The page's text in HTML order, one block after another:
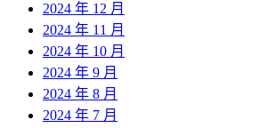
2024 年 12 月
2024 年 11 月
2024 年 10 月
2024 年 9 月
2024 年 8 月
2024 年 7 月